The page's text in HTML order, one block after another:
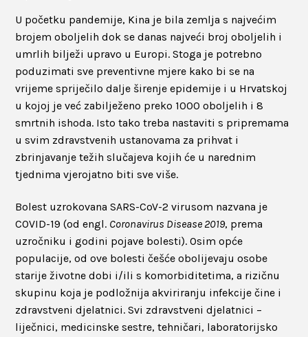
U početku pandemije, Kina je bila zemlja s najvećim
brojem oboljelih dok se danas najveći broj oboljelih i
umrlih bilježi upravo u Europi. Stoga je potrebno
poduzimati sve preventivne mjere kako bi se na
vrijeme spriječilo dalje širenje epidemije i u Hrvatskoj
u kojoj je već zabilježeno preko 1000 oboljelih i 8
smrtnih ishoda. Isto tako treba nastaviti s pripremama
u svim zdravstvenih ustanovama za prihvat i
zbrinjavanje težih slučajeva kojih će u narednim
tjednima vjerojatno biti sve više.
Bolest uzrokovana SARS-CoV-2 virusom nazvana je
COVID-19 (od engl. Coronavirus Disease 2019, prema
uzročniku i godini pojave bolesti). Osim opće
populacije, od ove bolesti češće obolijevaju osobe
starije životne dobi i/ili s komorbiditetima, a rizičnu
skupinu koja je podložnija akviriranju infekcije čine i
zdravstveni djelatnici. Svi zdravstveni djelatnici –
liječnici, medicinske sestre, tehničari, laboratorijsko